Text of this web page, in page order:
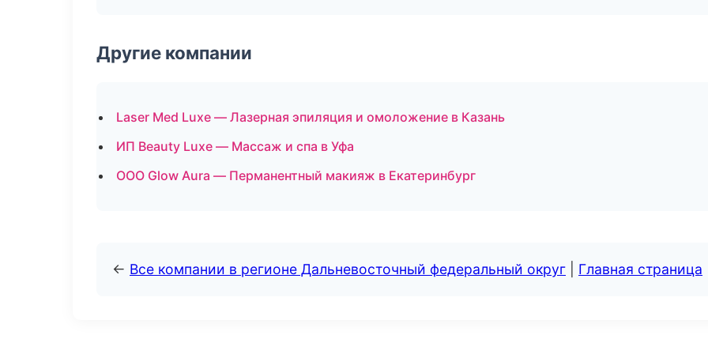
Другие компании
Laser Med Luxe — Лазерная эпиляция и омоложение в Казань
ИП Beauty Luxe — Массаж и спа в Уфа
ООО Glow Aura — Перманентный макияж в Екатеринбург
← Все компании в регионе Дальневосточный федеральный округ Главная страница